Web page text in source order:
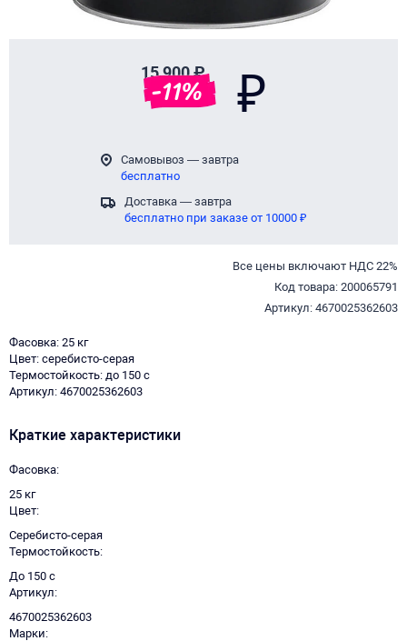
15 900 ₽
-11% ₽
Самовывоз — завтра
бесплатно
Доставка — завтра
бесплатно при заказе от 10000 ₽
Все цены включают НДС 22%
Код товара: 200065791
Артикул: 4670025362603
Фасовка: 25 кг
Цвет: серебисто-серая
Термостойкость: до 150 с
Артикул: 4670025362603
Краткие характеристики
Фасовка
25 кг
Цвет
Серебисто-серая
Термостойкость
До 150 с
Артикул
4670025362603
Марки